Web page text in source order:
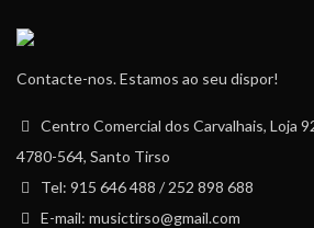
Contacte-nos. Estamos ao seu dispor!
Centro Comercial dos Carvalhais, Loja
4780-564, Santo Tirso
Tel: 915 646 488 / 252 898 688
E-mail: musictirso@gmail.com